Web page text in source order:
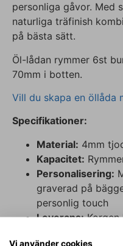
personliga gåvor. Med
naturliga träfinish
på bästa sätt.
Öl-lådan rymmer 6st
70mm i botten.
Vill du skapa en öllåda
Specifikationer:
Material: 4mm
Kapacitet:
Personalisering:
graverad på
personlig touch
Leverans:Korgen
Vi använder cookies